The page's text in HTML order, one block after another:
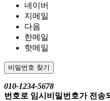
네이버
지메일
다음
한메일
핫메일
비밀번호 찾기
010-1234-5678
번호로 임시비밀번호가 전송